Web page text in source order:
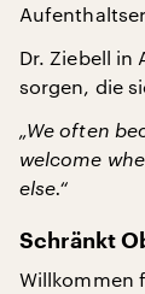
Dr. Ziebell in
sorgen, die
„We often
welcome
else.“
Schränkt
Willkommen